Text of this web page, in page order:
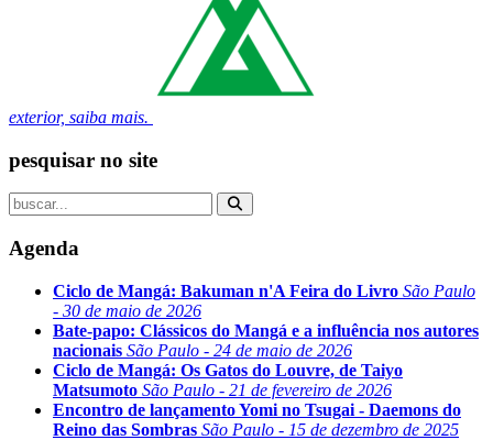
exterior, saiba mais.
pesquisar no site
Agenda
Ciclo de Mangá: Bakuman n'A Feira do Livro São Paulo
- 30 de maio de 2026
Bate-papo: Clássicos do Mangá e a influência nos autores
nacionais São Paulo - 24 de maio de 2026
Ciclo de Mangá: Os Gatos do Louvre, de Taiyo
Matsumoto São Paulo - 21 de fevereiro de 2026
Encontro de lançamento Yomi no Tsugai - Daemons do
Reino das Sombras São Paulo - 15 de dezembro de 2025